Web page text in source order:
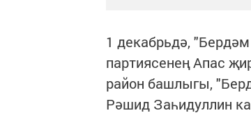
1 декабрьдә,
партиясенең Апас
район башлыгы,
Рәшид Заһидуллин